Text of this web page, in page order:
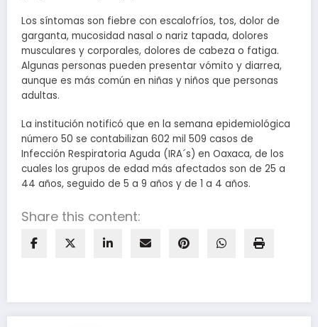
Los síntomas son fiebre con escalofríos, tos, dolor de
garganta, mucosidad nasal o nariz tapada, dolores
musculares y corporales, dolores de cabeza o fatiga.
Algunas personas pueden presentar vómito y diarrea,
aunque es más común en niñas y niños que personas
adultas.
La institución notificó que en la semana epidemiológica
número 50 se contabilizan 602 mil 509 casos de
Infección Respiratoria Aguda (IRA´s) en Oaxaca, de los
cuales los grupos de edad más afectados son de 25 a
44 años, seguido de 5 a 9 años y de 1 a 4 años.
Share this content: